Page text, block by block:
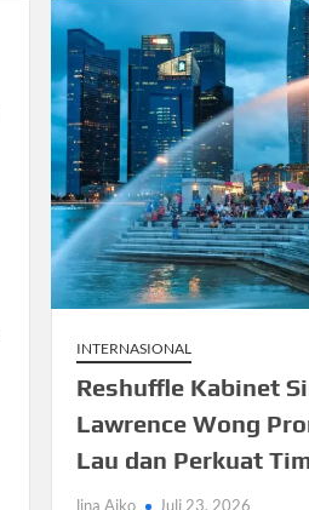
INTERNASIONAL
Reshuffle Kabinet
Lawrence Wong
Lau dan Perkuat
lina Aiko Juli 23, 2026